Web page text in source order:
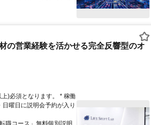
の営業経験を活かせる完全反響型のオ
)必須となります。 * 稼働
曜日に説明会予約が入り
職コース」無料個別説明